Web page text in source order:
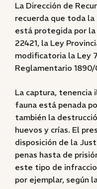
La Dirección de
recuerda que toda
está protegida por la
22421, la Ley
modificatoria la Ley
Reglamentario 1890/
La captura, tenencia
fauna está penada
también la
huevos y crías. El
disposición de la
penas hasta de
este tipo de
por ejemplar, según